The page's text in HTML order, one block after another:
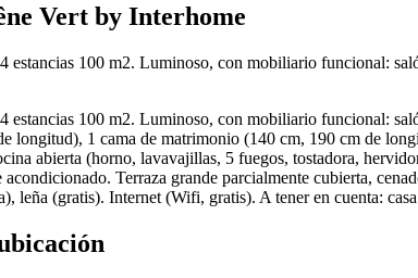
Vert by Interhome
estancias 100 m2. Luminoso, con mobiliario funcional:
estancias 100 m2. Luminoso, con mobiliario funcional:
longitud), 1 cama de matrimonio (140 cm, 190 cm de
abierta (horno, lavavajillas, 5 fuegos, tostadora,
Terraza grande parcialmente cubierta,
leña (gratis). Internet (Wifi, gratis). A tener en cuenta: